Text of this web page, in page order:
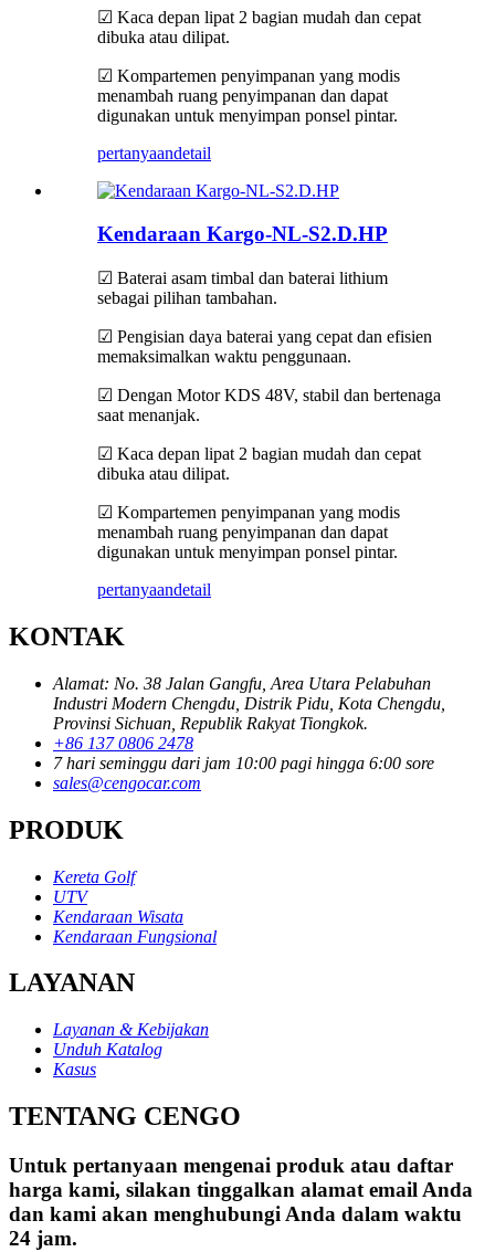
☑ Kaca depan lipat 2 bagian mudah dan cepat
dibuka atau dilipat.
☑ Kompartemen penyimpanan yang modis
menambah ruang penyimpanan dan dapat
digunakan untuk menyimpan ponsel pintar.
pertanyaandetail
Kendaraan Kargo-NL-S2.D.HP
☑ Baterai asam timbal dan baterai lithium
sebagai pilihan tambahan.
☑ Pengisian daya baterai yang cepat dan efisien
memaksimalkan waktu penggunaan.
☑ Dengan Motor KDS 48V, stabil dan bertenaga
saat menanjak.
☑ Kaca depan lipat 2 bagian mudah dan cepat
dibuka atau dilipat.
☑ Kompartemen penyimpanan yang modis
menambah ruang penyimpanan dan dapat
digunakan untuk menyimpan ponsel pintar.
pertanyaandetail
KONTAK
Alamat: No. 38 Jalan Gangfu, Area Utara Pelabuhan
Industri Modern Chengdu, Distrik Pidu, Kota Chengdu,
Provinsi Sichuan, Republik Rakyat Tiongkok.
+86 137 0806 2478
7 hari seminggu dari jam 10:00 pagi hingga 6:00 sore
sales@cengocar.com
PRODUK
Kereta Golf
UTV
Kendaraan Wisata
Kendaraan Fungsional
LAYANAN
Layanan & Kebijakan
Unduh Katalog
Kasus
TENTANG CENGO
Untuk pertanyaan mengenai produk atau daftar
harga kami, silakan tinggalkan alamat email Anda
dan kami akan menghubungi Anda dalam waktu
24 jam.